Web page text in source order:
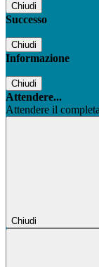
Chiudi
Successo
Chiudi
Informazione
Chiudi
Attendere...
Attendere il
Chiudi